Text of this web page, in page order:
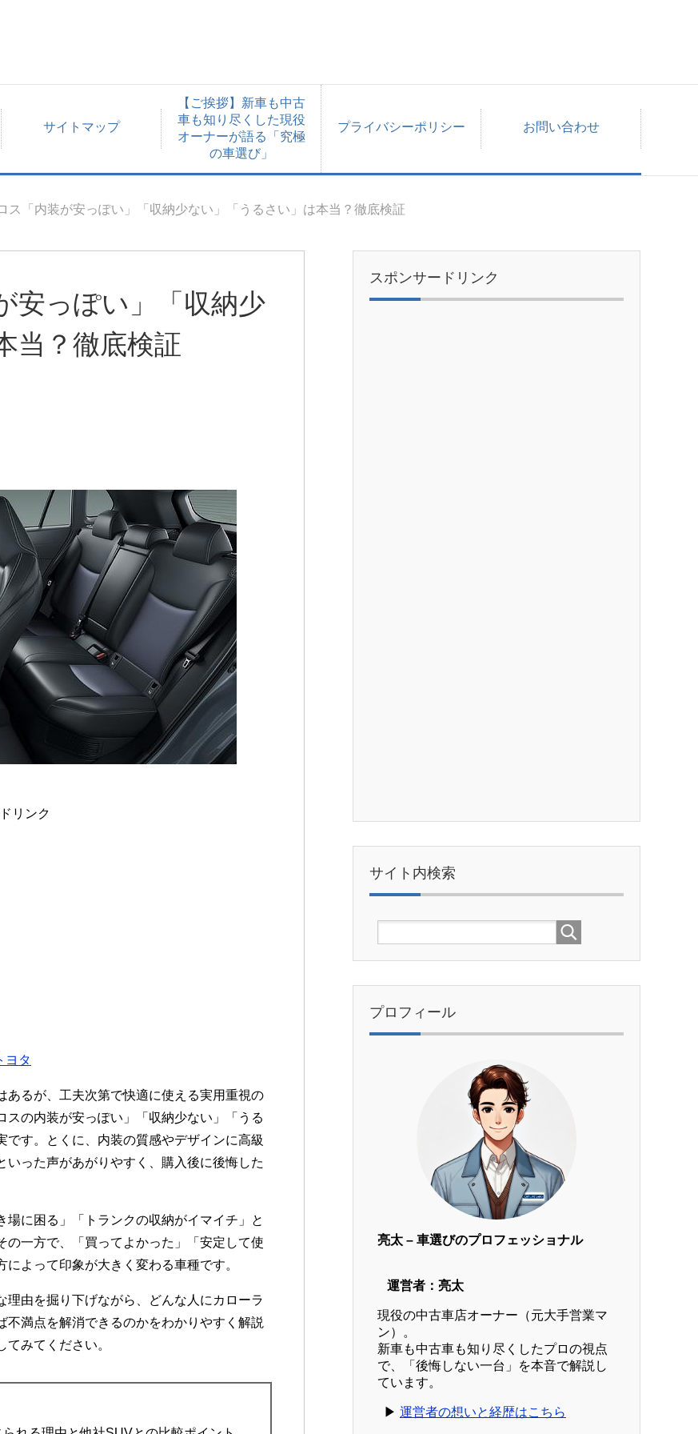
サイトマップ
【ご挨拶】新車も中古
車も知り尽くした現役
オーナーが語る「究極
の車選び」
プライバシーポリシー お問い合わせ
ス「内装が安っぽい」「収納少ない」「うるさい」は本当？徹底検証
安っぽい」「収納少
当？徹底検証
リンク
ヨタ
あるが、工夫次第で快適に使える実用重視の
の内装が安っぽい」「収納少ない」「うる
す。とくに、内装の質感やデザインに高級
った声があがりやすく、購入後に後悔した
に困る」「トランクの収納がイマイチ」と
一方で、「買ってよかった」「安定して使
よって印象が大きく変わる車種です。
由を掘り下げながら、どんな人にカローラ
満点を解消できるのかをわかりやすく解説
みてください。
スポンサードリンク
サイト内検索
プロフィール
亮太 – 車選びのプロフェッショナル
運営者：亮太
現役の中古車店オーナー（元大手営業マ
ン）。
新車も中古車も知り尽くしたプロの視点
で、「後悔しない一台」を本音で解説し
ています。
▶︎ 運営者の想いと経歴はこちら